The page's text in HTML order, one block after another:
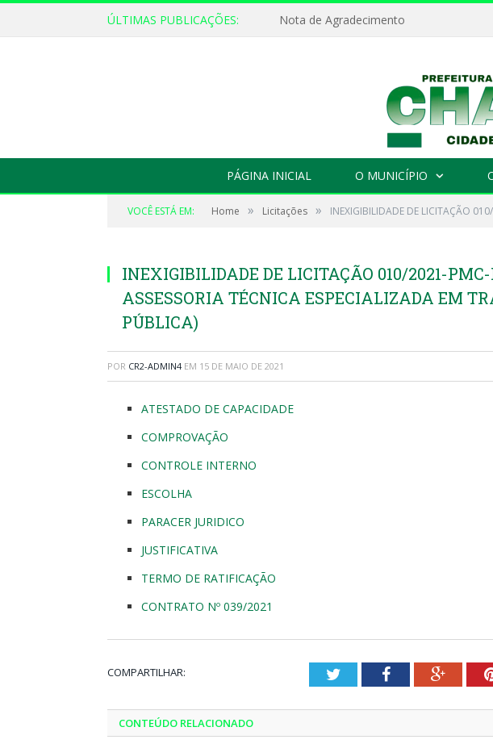
ÚLTIMAS PUBLICAÇÕES: Nota de Agradecimento
PÁGINA INICIAL O MUNICÍPIO
VOCÊ ESTÁ EM: Home » Licitações » INEXIGIBILIDADE DE LICITAÇÃO
INEXIGIBILIDADE DE LICITAÇÃO 010/2021-
ASSESSORIA TÉCNICA ESPECIALIZADA EM
PÚBLICA)
POR CR2-ADMIN4 EM 15 DE MAIO DE 2021
ATESTADO DE CAPACIDADE
COMPROVAÇÃO
CONTROLE INTERNO
ESCOLHA
PARACER JURIDICO
JUSTIFICATIVA
TERMO DE RATIFICAÇÃO
CONTRATO Nº 039/2021
COMPARTILHAR: TwitterFacebook
CONTEÚDO RELACIONADO